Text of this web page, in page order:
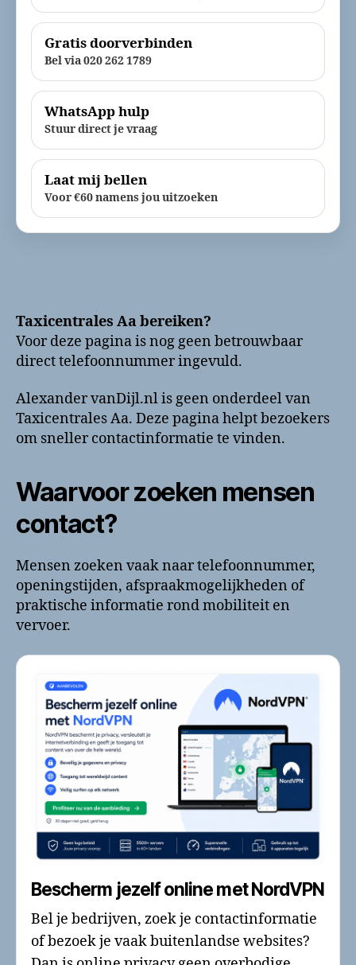
Gratis doorverbinden
Bel via 020 262 1789
WhatsApp hulp
Stuur direct je vraag
Laat mij bellen
Voor €60 namens jou uitzoeken
Taxicentrales Aa bereiken?
Voor deze pagina is nog geen betrouwbaar
direct telefoonnummer ingevuld.
Alexander vanDijl.nl is geen onderdeel van
Taxicentrales Aa. Deze pagina helpt bezoekers
om sneller contactinformatie te vinden.
Waarvoor zoeken mensen
contact?
Mensen zoeken vaak naar telefoonnummer,
openingstijden, afspraakmogelijkheden of
praktische informatie rond mobiliteit en
vervoer.
Bescherm jezelf online met NordVPN
Bel je bedrijven, zoek je contactinformatie
of bezoek je vaak buitenlandse websites?